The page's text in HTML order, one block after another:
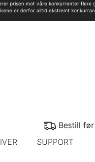
Bestill
prisen mot våre konkurrenter flere
er derfor alltid ekstremt
SUPPORT